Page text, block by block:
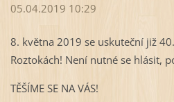
05.04.2019 10:29
8. května 2019 se uskuteční již
Roztokách! Není nutné se hlásit,
TĚŠÍME SE NA VÁS!